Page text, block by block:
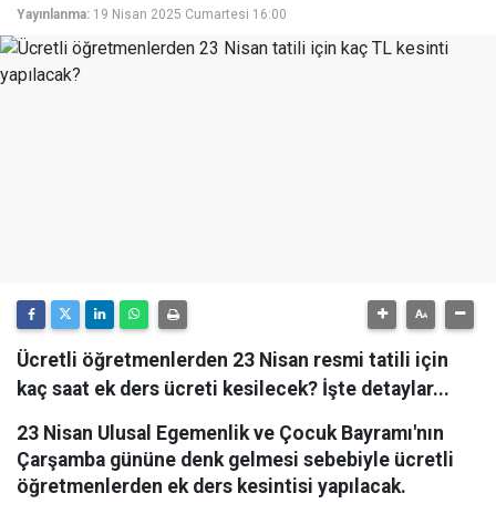
Yayınlanma: 19 Nisan 2025 Cumartesi 16:00
Ücretli öğretmenlerden 23 Nisan resmi tatili için
kaç saat ek ders ücreti kesilecek? İşte detaylar...
23 Nisan Ulusal Egemenlik ve Çocuk Bayramı'nın
Çarşamba gününe denk gelmesi sebebiyle ücretli
öğretmenlerden ek ders kesintisi yapılacak.